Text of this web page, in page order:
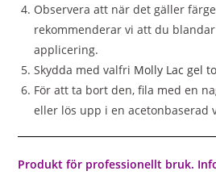
Observera att när det gäller
rekommenderar vi att du
applicering.
Skydda med valfri Molly Lac gel
För att ta bort den, fila med en
eller lös upp i en acetonbaserad
Produkt för professionellt bruk.